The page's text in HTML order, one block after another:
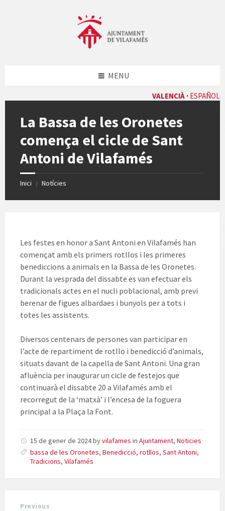
VALENCIÀ ESPAÑOL
MENU
La Bassa de les Oronetes
comença el cicle de Sant
Antoni de Vilafamés
Inici / Notícies
Les festes en honor a Sant Antoni en Vilafamés han
començat amb els primers rotllos i les primeres
benediccions a animals en la Bassa de les Oronetes.
Durant la vesprada del dissabte es van efectuar els
tradicionals actes en el nucli poblacional, amb previ
berenar de figues albardaes i bunyols per a tots i
totes les assistents.
Diversos centenars de persones van participar en
l’acte de repartiment de rotllo i benedicció d’animals,
situats davant de la capella de Sant Antoni. Una gran
afluència per inaugurar un cicle de festejos que
continuarà el dissabte 20 a Vilafamés amb el
recorregut de la ‘matxà’ i l’encesa de la foguera
principal a la Plaça la Font.
15 de gener de 2024byvilafames in Ajuntament, Noticies
bassa de les Oronetes, Benedicció, rotllos, Sant Antoni,
Tradicions, Vilafamés
Previous